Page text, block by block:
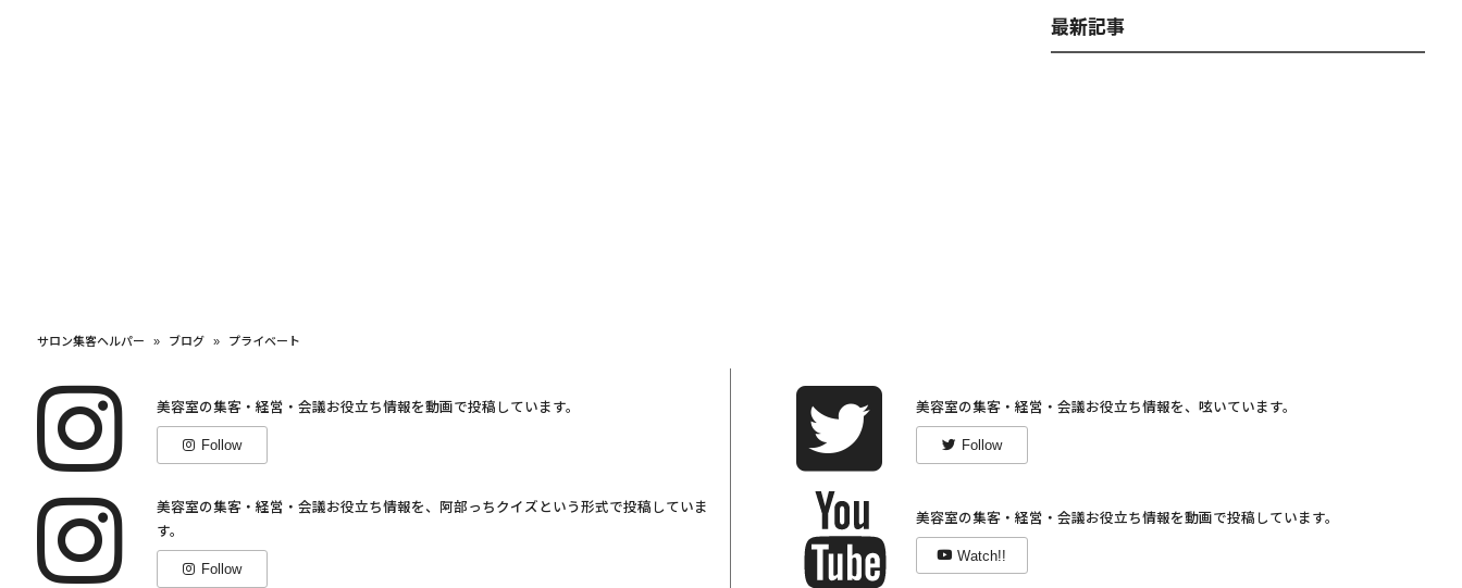
最新記事
サロン集客ヘルパー » ブログ » プライベート
美容室の集客・経営・会議お役立ち情報を動画で投稿しています。
Follow
美容室の集客・経営・会議お役立ち情報を、阿部っちクイズという形式で投稿していま
す。
Follow
美容室の集客・経営・会議お役立ち情報を、呟いています。
Follow
美容室の集客・経営・会議お役立ち情報を動画で投稿しています。
Watch!!